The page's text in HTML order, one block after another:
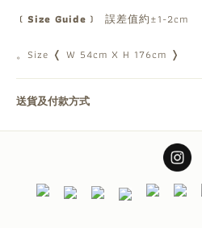
﹝Size Guide﹞ 誤差值約±1-2cm
。Size ❬ W 54cm X H 176cm ❭
送貨及付款方式